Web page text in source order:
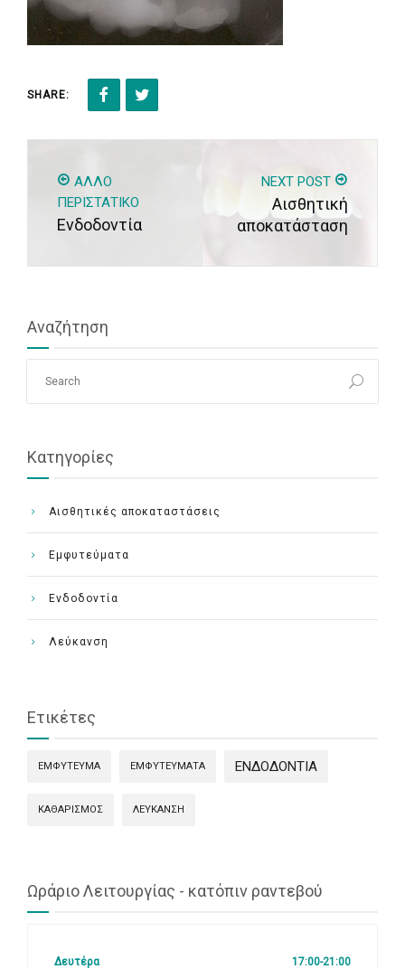
SHARE:
ΆΛΛΟ
ΠΕΡΙΣΤΑΤΙΚΌ
Ενδοδοντία
NEXT POST
Αισθητική
αποκατάσταση
Αναζήτηση
Κατηγορίες
Αισθητικές αποκαταστάσεις
Εμφυτεύματα
Ενδοδοντία
Λεύκανση
Ετικέτες
ΕΜΦΥΤΕΥΜΑ ΕΜΦΥΤΕΎΜΑΤΑ ΕΝΔΟΔΟΝΤΊΑ
ΚΑΘΑΡΙΣΜΌΣ ΛΕΎΚΑΝΣΗ
Ωράριο Λειτουργίας - κατόπιν ραντεβού
Δευτέρα 17:00-21:00